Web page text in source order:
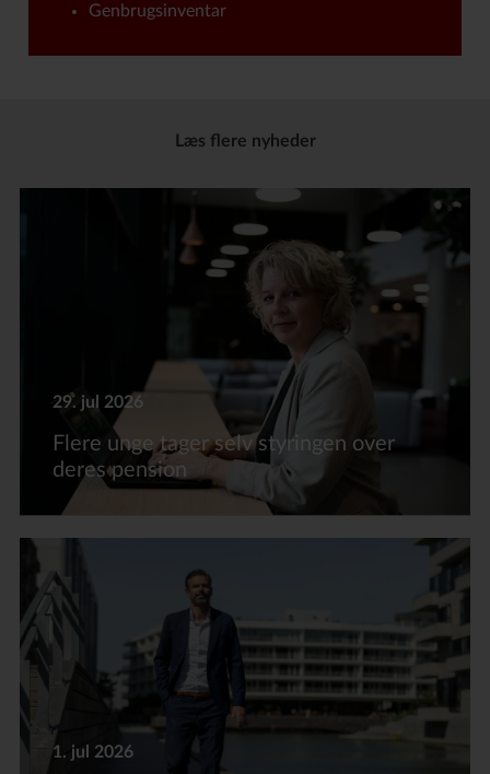
Genbrugsinventar
Læs flere nyheder
29. jul 2026
Flere unge tager selv styringen over
deres pension
1. jul 2026